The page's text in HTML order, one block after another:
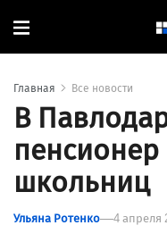
Главная Все новости
В
школьниц
Ульяна Ротенко 4 апреля